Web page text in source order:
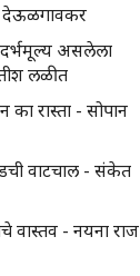
देऊळगावकर
असलेला
लळीत
रास्ता - सोपान
वाटचाल - संकेत
वास्तव - नयना राज